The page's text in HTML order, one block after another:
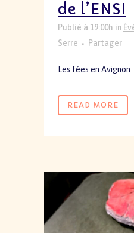
de l’ENSI
Publié à 19:00h in
Serre
Partager
Les fées en Avignon
READ MORE